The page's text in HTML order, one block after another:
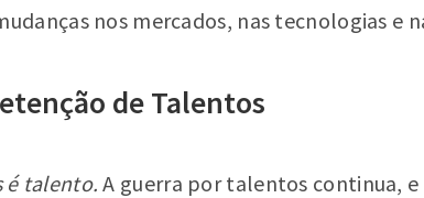
nos mercados, nas tecnologias e
de Talentos
é talento. A guerra por talentos continua,